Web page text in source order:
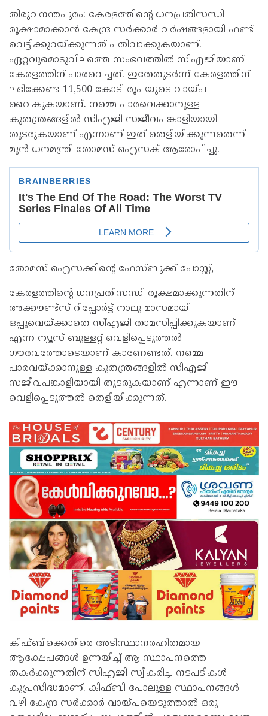
തിരുവനന്തപുരം: കേരളത്തിന്റെ ധനപ്രതിസന്ധി
രൂക്ഷാമാക്കാന്‍ കേന്ദ്ര സര്‍ക്കാര്‍ വര്‍ഷങ്ങളായി ഫണ്ട്
വെട്ടിക്കുറയ്ക്കുന്നത് പതിവാക്കുകയാണ്.
ഏറ്റവുമൊടുവിലത്തെ സംഭവത്തില്‍ സിഎജിയാണ്
കേരളത്തിന് പാരവെച്ചത്. ഇതേതുടര്‍ന്ന് കേരളത്തിന്
ലഭിക്കേണ്ട 11,500 കോടി രൂപയുടെ വായ്പ
വൈകുകയാണ്. നമ്മെ പാരവെക്കാനുള്ള
കുതന്ത്രങ്ങളില്‍ സിഎജി സജീവപങ്കാളിയായി
തുടരുകയാണ് എന്നാണ് ഇത് തെളിയിക്കുന്നതെന്ന്
മുന്‍ ധനമന്ത്രി തോമസ് ഐസക് ആരോപിച്ചു.
തോമസ് ഐസക്കിന്റെ ഫേസ്ബുക്ക് പോസ്റ്റ്,
കേരളത്തിന്റെ ധനപ്രതിസന്ധി രൂക്ഷമാക്കുന്നതിന്
അക്കൗണ്ട്‌സ് റിപ്പോര്‍ട്ട് നാലു മാസമായി
ഒപ്പുവെയ്ക്കാതെ സി്എജി താമസിപ്പിക്കുകയാണ്
എന്ന ന്യൂസ് ബുള്ളറ്റ് വെളിപ്പെടുത്തല്‍
ഗൗരവത്തോടെയാണ് കാണേണ്ടത്. നമ്മെ
പാരവയ്ക്കാനുള്ള കുതന്ത്രങ്ങളില്‍ സിഎജി
സജീവപങ്കാളിയായി തുടരുകയാണ് എന്നാണ് ഈ
വെളിപ്പെടുത്തല്‍ തെളിയിക്കുന്നത്.
കിഫ്ബിക്കെതിരെ അടിസ്ഥാനരഹിതമായ
ആക്ഷേപങ്ങള്‍ ഉന്നയിച്ച് ആ സ്ഥാപനത്തെ
തകര്‍ക്കുന്നതിന് സിഎജി സ്വീകരിച്ച നടപടികള്‍
കുപ്രസിദ്ധമാണ്. കിഫ്ബി പോലുള്ള സ്ഥാപനങ്ങള്‍
വഴി കേന്ദ്ര സര്‍ക്കാര്‍ വായ്പയെടുത്താല്‍ ഒരു